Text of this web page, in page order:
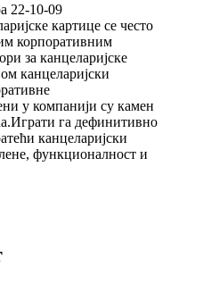
22-10-09
картице се често
корпоративним
за канцеларијске
канцеларијски
у компанији су камен
га дефинитивно
канцеларијски
функционалност и